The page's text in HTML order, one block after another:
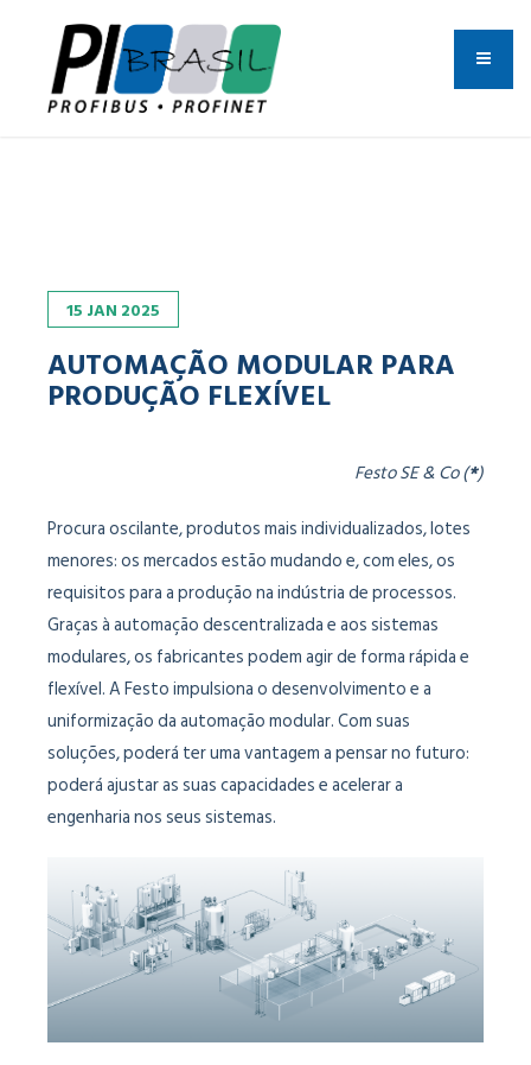
15 JAN 2025
AUTOMAÇÃO MODULAR PARA
PRODUÇÃO FLEXÍVEL
Festo SE & Co (*)
Procura oscilante, produtos mais individualizados, lotes
menores: os mercados estão mudando e, com eles, os
requisitos para a produção na indústria de processos.
Graças à automação descentralizada e aos sistemas
modulares, os fabricantes podem agir de forma rápida e
flexível. A Festo impulsiona o desenvolvimento e a
uniformização da automação modular. Com suas
soluções, poderá ter uma vantagem a pensar no futuro:
poderá ajustar as suas capacidades e acelerar a
engenharia nos seus sistemas.